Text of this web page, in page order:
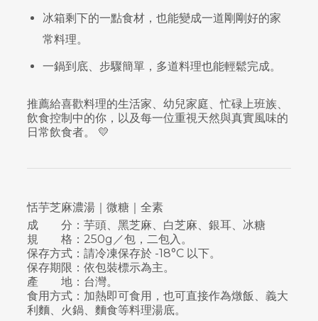
冰箱剩下的一點食材，也能變成一道剛剛好的家
常料理。
一鍋到底、步驟簡單，多道料理也能輕鬆完成。
推薦給喜歡料理的生活家、幼兒家庭、忙碌上班族、
飲食控制中的你，以及每一位重視天然與真實風味的
日常飲食者。 💛
恬芋芝麻濃湯｜微糖｜全素
成 分：芋頭、黑芝麻、白芝麻、銀耳、冰糖
規 格：250g／包，二包入。
保存方式：請冷凍保存於 -18°C 以下。
保存期限：依包裝標示為主。
產 地：台灣。
食用方式：加熱即可食用，也可直接作為燉飯、義大
利麵、火鍋、麵食等料理湯底。